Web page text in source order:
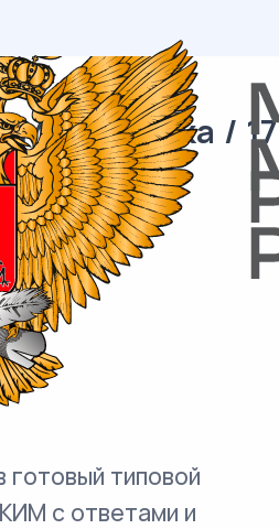
/
Найдите AC .
типовой
с ответами и